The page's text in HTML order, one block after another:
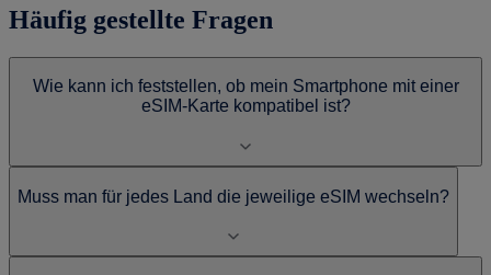
Häufig gestellte Fragen
Wie kann ich feststellen, ob mein Smartphone mit einer
eSIM-Karte kompatibel ist?
Muss man für jedes Land die jeweilige eSIM wechseln?